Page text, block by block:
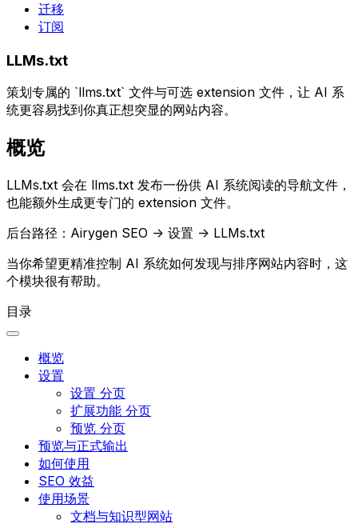
迁移
订阅
LLMs.txt
策划专属的 `llms.txt` 文件与可选 extension 文件，让 AI 系
统更容易找到你真正想突显的网站内容。
概览
LLMs.txt 会在 llms.txt 发布一份供 AI 系统阅读的导航文件，
也能额外生成更专门的 extension 文件。
后台路径： Airygen SEO -> 设置 -> LLMs.txt
当你希望更精准控制 AI 系统如何发现与排序网站内容时，这
个模块很有帮助。
目录
概览
设置
设置 分页
扩展功能 分页
预览 分页
预览与正式输出
如何使用
SEO 效益
使用场景
文档与知识型网站